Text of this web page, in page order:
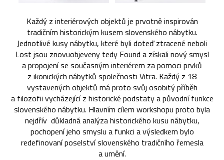
Každý z interiérových objektů je prvotně inspirován
tradičním historickým kusem slovenského nábytku.
Jednotlivé kusy nábytku, které byli doteď ztracené neboli
Lost jsou znovuobjeveny tedy Found a získali nový smysl
a propojení se současným interiérem za pomoci prvků
z ikonických nábytků společnosti Vitra. Každý z 18
vystavených objektů má proto svůj osobitý příběh
a filozofii vycházející z historické podstaty a původní funkce
slovenského nábytku. Hlavním cílem workshopu proto byla
nejdřív důkladná analýza historického kusu nábytku,
pochopení jeho smyslu a funkci a výsledkem bylo
redefinovaní poselství slovenského tradičního řemesla
a umění.